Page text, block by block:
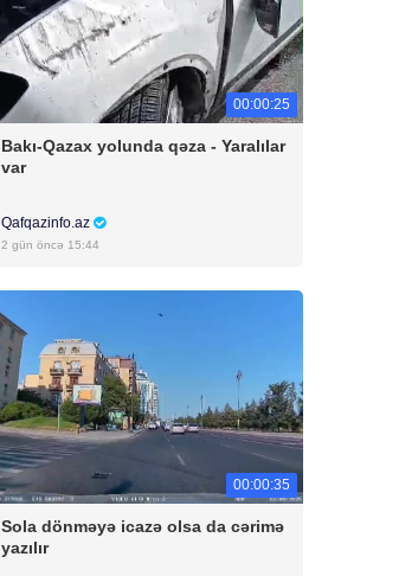
00:00:25
Bakı-Qazax yolunda qəza - Yaralılar
var
Qafqazinfo.az
2 gün öncə 15:44
00:00:35
Sola dönməyə icazə olsa da cərimə
yazılır